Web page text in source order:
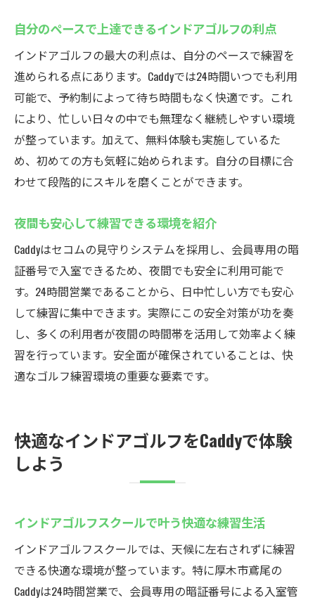
自分のペースで上達できるインドアゴルフの利点
インドアゴルフの最大の利点は、自分のペースで練習を
進められる点にあります。Caddyでは24時間いつでも利用
可能で、予約制によって待ち時間もなく快適です。これ
により、忙しい日々の中でも無理なく継続しやすい環境
が整っています。加えて、無料体験も実施しているた
め、初めての方も気軽に始められます。自分の目標に合
わせて段階的にスキルを磨くことができます。
夜間も安心して練習できる環境を紹介
Caddyはセコムの見守りシステムを採用し、会員専用の暗
証番号で入室できるため、夜間でも安全に利用可能で
す。24時間営業であることから、日中忙しい方でも安心
して練習に集中できます。実際にこの安全対策が功を奏
し、多くの利用者が夜間の時間帯を活用して効率よく練
習を行っています。安全面が確保されていることは、快
適なゴルフ練習環境の重要な要素です。
快適なインドアゴルフをCaddyで体験
しよう
インドアゴルフスクールで叶う快適な練習生活
インドアゴルフスクールでは、天候に左右されずに練習
できる快適な環境が整っています。特に厚木市鳶尾の
Caddyは24時間営業で、会員専用の暗証番号による入室管